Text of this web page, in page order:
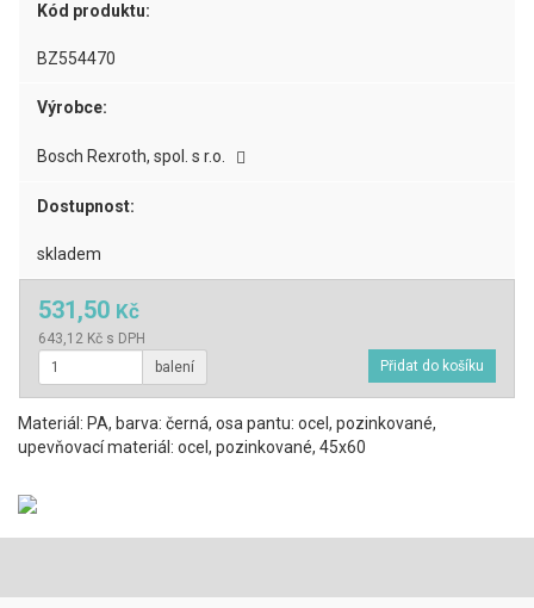
Kód produktu:
BZ554470
Výrobce:
Bosch Rexroth, spol. s r.o.
Dostupnost:
skladem
531,50 Kč
643,12 Kč s DPH
balení
Materiál: PA, barva: černá, osa pantu: ocel, pozinkované,
upevňovací materiál: ocel, pozinkované, 45x60